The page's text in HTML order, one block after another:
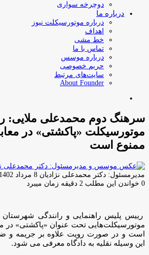
دوچرخه سواری
درباره ما
درباره موتورسیکلت نیوز
اهداف
خط مشی
تماس با ما
درباره موسس
حریم خصوصی
سایت‌های مرتبط
About Founder
سرهنگ دوم محمدعلی ملایی:
موتورسیکلت «پاکشتی» در
ممنوع است
مدیرمسئول: دکتر محمدعلی نژادیان ارسال
ایمیل
8 مرداد 1402 12:48
0 خواندن این مطلب 2 دقیقه زمان میبرد
رییس پلیس راهنمایی و رانندگی
موتورسیکلت‌هایی تحت عنوان «پاکشتی» در
است و در صورت رویت علاوه بر جریمه و
این وسیله نقلیه به دادگاه معرفی می شود.